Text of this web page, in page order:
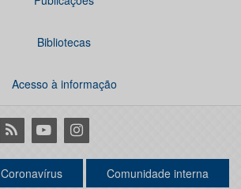
Bibliotecas
Acesso à informação
RSS YoutubeInstagram
Coronavírus Comunidade interna